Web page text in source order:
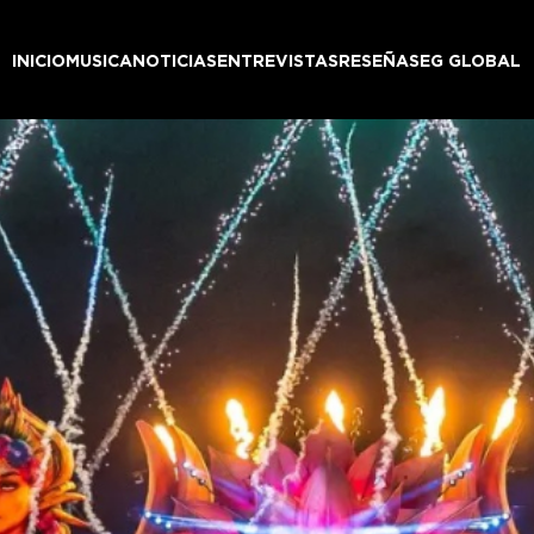
INICIOMUSICANOTICIASENTREVISTASRESEÑASEG GLOBAL